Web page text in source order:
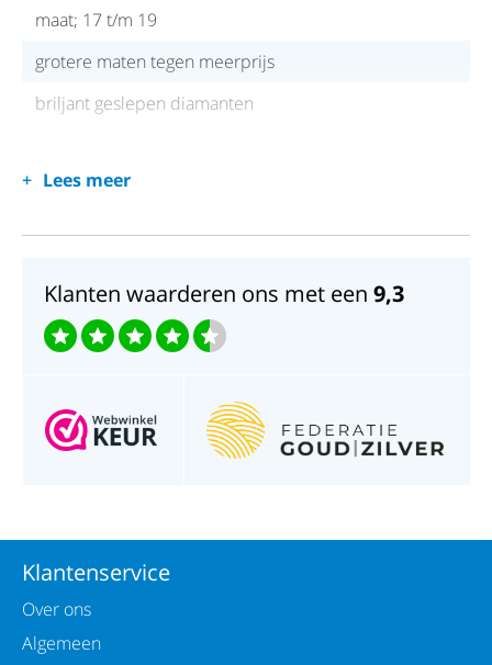
maat; 17 t/m 19
grotere maten tegen meerprijs
briljant geslepen diamanten
Lees meer
Klanten waarderen ons met een 9,3
Klantenservice
Over ons
Algemeen